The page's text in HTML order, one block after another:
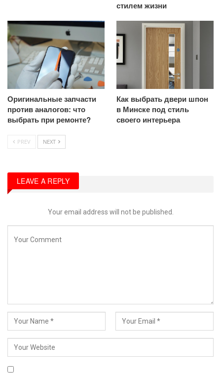
стилем жизни
Оригинальные запчасти
против аналогов: что
выбрать при ремонте?
Как выбрать двери шпон
в Минске под стиль
своего интерьера
PREV NEXT
LEAVE A REPLY
Your email address will not be published.